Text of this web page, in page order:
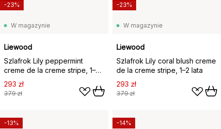
W magazynie
Liewood
Szlafrok Lily peppermint
creme de la creme stripe, 1–2
lata
293 zł
379 zł
-23%
W magazynie
Liewood
Szlafrok Lily coral blush creme
de la creme stripe, 1–2 lata
293 zł
379 zł
-23%
-13% -14%